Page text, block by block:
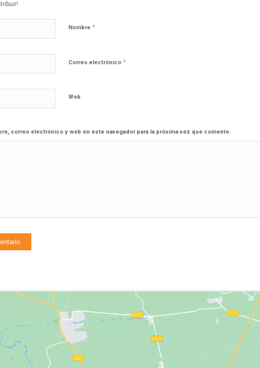
Nombre *
Correo electrónico *
Web
correo electrónico y web en este navegador para la próxima vez que comente.